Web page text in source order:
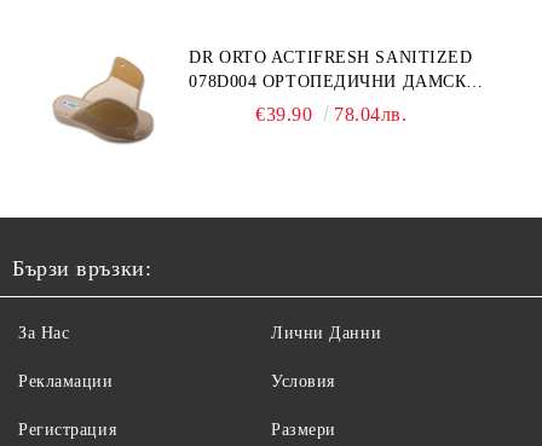
DR ORTO ACTIFRESH SANITIZED
078D004 ОРТОПЕДИЧНИ ДАМСКИ
ЧЕХЛИ ЗА МНОГО ОТЕКЪЛ КРАК,
€39.90 78.04лв.
Бързи връзки:
За Нас
Рекламации
Регистрация
Лични Данни
Условия
Размери